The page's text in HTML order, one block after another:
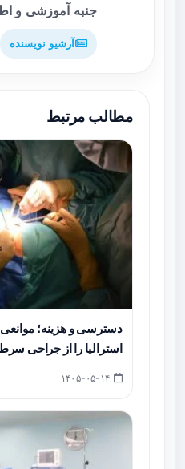
جنبه آموزشی و
آرشیو نویسنده
مطالب مرتبط
دسترسی و هزینه؛
استرالیا را از جراحی